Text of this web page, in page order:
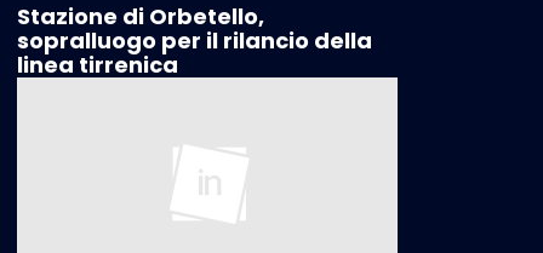
Stazione di Orbetello,
sopralluogo per il rilancio della
linea tirrenica